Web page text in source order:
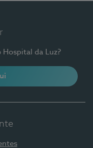
da Luz?